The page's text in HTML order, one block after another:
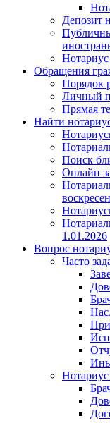
Депозит
Обращения
Порядок
Личный
Прямая
Найти
Поиск
Онлайн
1.01.2026
Вопрос
Часто
Нотариус